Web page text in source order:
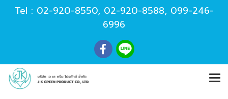
Tel : 02-920-8550, 02-920-8588, 099-246-
6996